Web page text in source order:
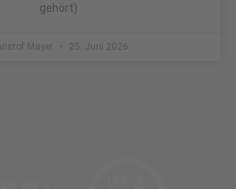
gehört)
Mayer 25. Juni 2026